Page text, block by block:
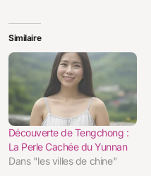
Similaire
Découverte de Tengchong :
La Perle Cachée du Yunnan
Dans "les villes de chine"